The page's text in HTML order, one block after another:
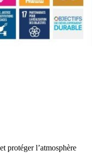
protéger l’atmosphère